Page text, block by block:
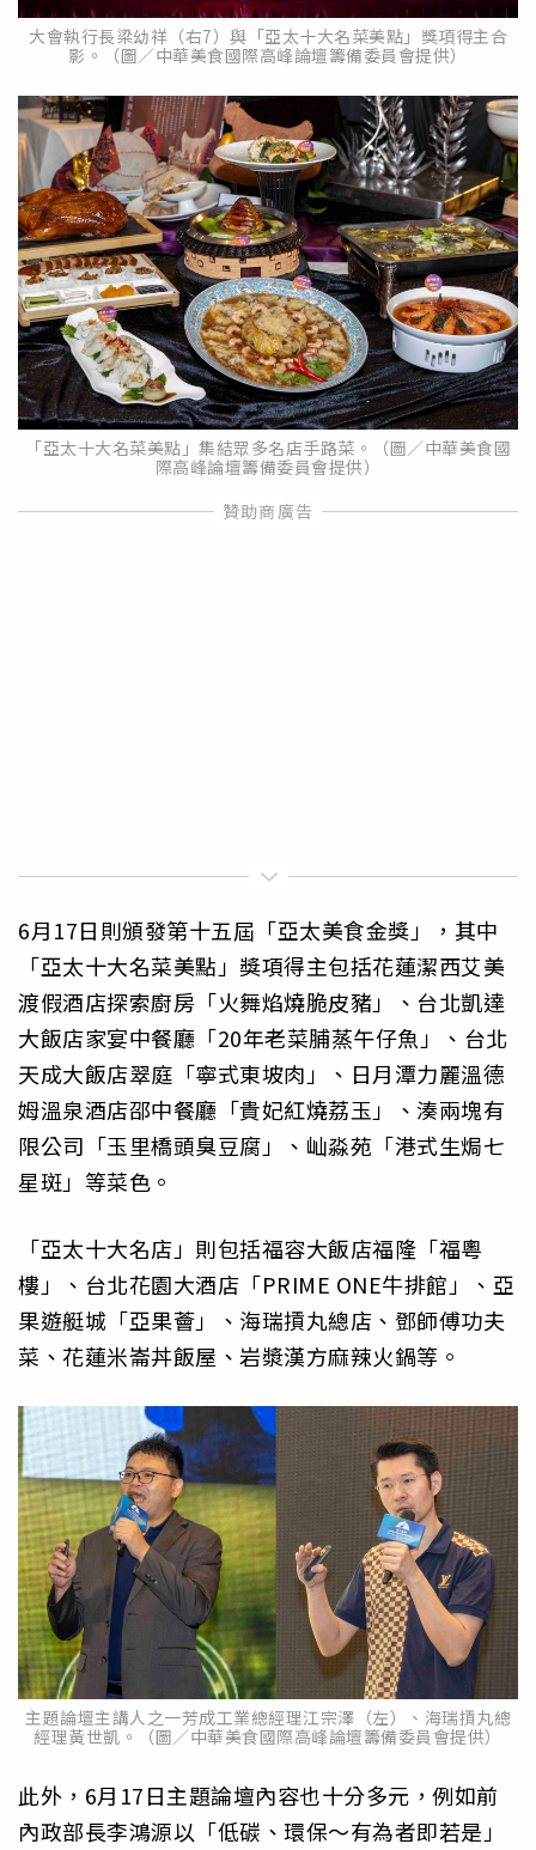
大會執行長梁幼祥（右7）與「亞太十大名菜美點」獎項得主合
影。（圖／中華美食國際高峰論壇籌備委員會提供）
「亞太十大名菜美點」集結眾多名店手路菜。（圖／中華美食國
際高峰論壇籌備委員會提供）
6月17日則頒發第十五屆「亞太美食金獎」，其中
「亞太十大名菜美點」獎項得主包括花蓮潔西艾美
渡假酒店探索廚房「火舞焰燒脆皮豬」、台北凱達
大飯店家宴中餐廳「20年老菜脯蒸午仔魚」、台北
天成大飯店翠庭「寧式東坡肉」、日月潭力麗溫德
姆溫泉酒店邵中餐廳「貴妃紅燒荔玉」、湊兩塊有
限公司「玉里橋頭臭豆腐」、屾淼苑「港式生焗七
星斑」等菜色。
「亞太十大名店」則包括福容大飯店福隆「福粵
樓」、台北花園大酒店「PRIME ONE牛排館」、亞
果遊艇城「亞果薈」、海瑞摃丸總店、鄧師傅功夫
菜、花蓮米崙丼飯屋、岩漿漢方麻辣火鍋等。
主題論壇主講人之一芳成工業總經理江宗澤（左）、海瑞摃丸總
經理黃世凱。（圖／中華美食國際高峰論壇籌備委員會提供）
此外，6月17日主題論壇內容也十分多元，例如前
內政部長李鴻源以「低碳、環保～有為者即若是」